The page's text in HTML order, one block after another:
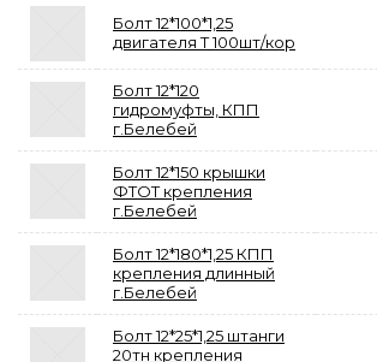
Болт 12*100*1,25
двигателя Т 100шт/кор
Болт 12*120
гидромуфты, КПП
г.Белебей
Болт 12*150 крышки
ФТОТ крепления
г.Белебей
Болт 12*180*1,25 КПП
крепления длинный
г.Белебей
Болт 12*25*1,25 штанги
20тн крепления